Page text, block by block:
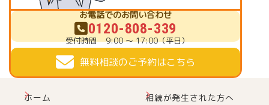
お電話でのお問い合わせ
0120-808-339
受付時間 9:00 ～ 17:00（平日）
無料相談のご予約はこちら
ホーム
相続が発生された方へ